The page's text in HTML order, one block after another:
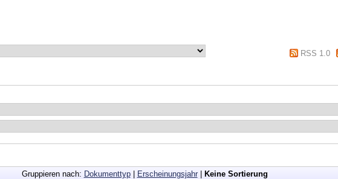
RSS 1.0
Gruppieren nach: Dokumenttyp| Erscheinungsjahr| Keine Sortierung